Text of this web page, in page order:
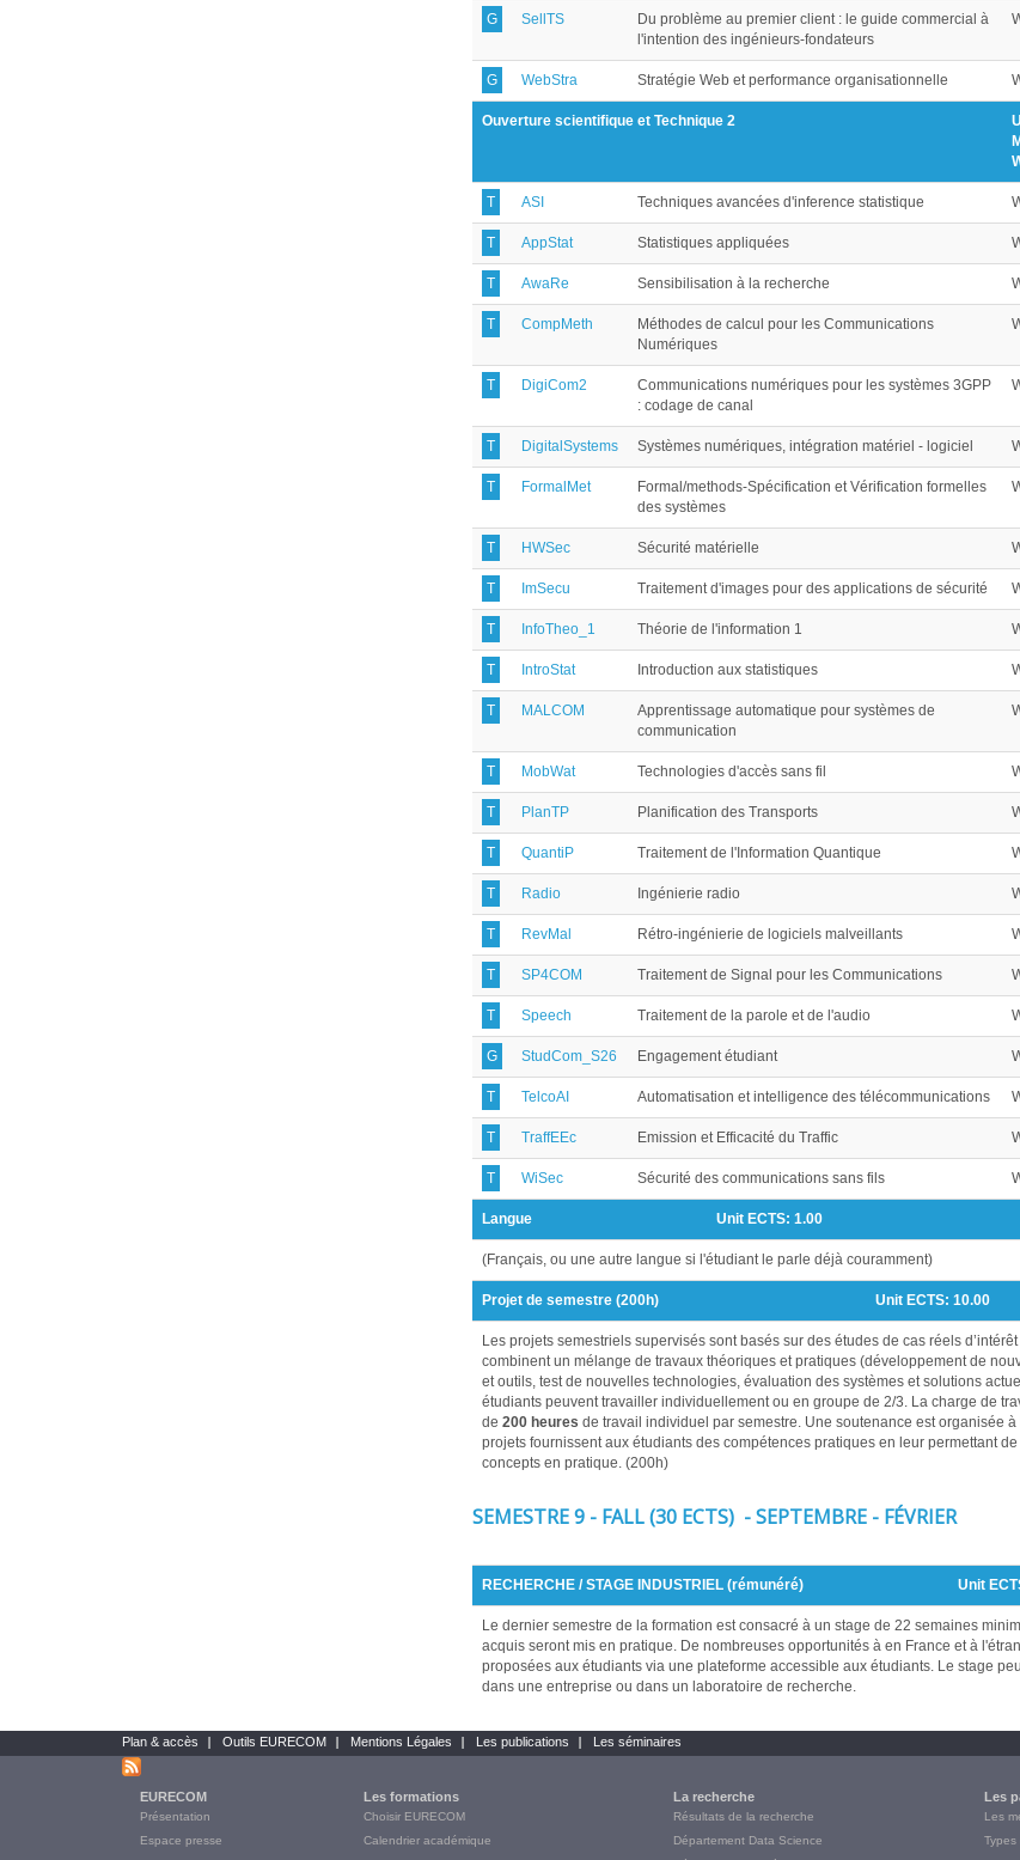
G SellTS
Du problème au premier client : le guide commercial à
l'intention des ingénieurs-fondateurs
G WebStra Stratégie Web et performance organisationnelle
Ouverture scientifique et Technique 2
T ASI Techniques avancées d'inference statistique
T AppStat Statistiques appliquées
T AwaRe Sensibilisation à la recherche
T CompMeth
Méthodes de calcul pour les Communications
Numériques
T DigiCom2
Communications numériques pour les systèmes 3GPP
: codage de canal
T DigitalSystems Systèmes numériques, intégration matériel - logiciel
T FormalMet
Formal/methods-Spécification et Vérification formelles
des systèmes
T HWSec Sécurité matérielle
T ImSecu Traitement d'images pour des applications de sécurité
T InfoTheo_1 Théorie de l'information 1
T IntroStat Introduction aux statistiques
T MALCOM
Apprentissage automatique pour systèmes de
communication
T MobWat Technologies d'accès sans fil
T PlanTP Planification des Transports
T QuantiP Traitement de l'Information Quantique
T Radio Ingénierie radio
T RevMal Rétro-ingénierie de logiciels malveillants
T SP4COM Traitement de Signal pour les Communications
T Speech Traitement de la parole et de l'audio
G StudCom_S26 Engagement étudiant
T TelcoAI Automatisation et intelligence des télécommunications
T TraffEEc Emission et Efficacité du Traffic
T WiSec Sécurité des communications sans fils
Langue Unit ECTS: 1.00
(Français, ou une autre langue si l'étudiant le parle déjà couramment)
Projet de semestre (200h) Unit ECTS: 10.00
Les projets semestriels supervisés sont basés sur des études de cas réels
combinent un mélange de travaux théoriques et pratiques (développement de
et outils, test de nouvelles technologies, évaluation des systèmes et solutions
étudiants peuvent travailler individuellement ou en groupe de 2/3. La charge de
de 200 heures de travail individuel par semestre. Une soutenance est organisée à
projets fournissent aux étudiants des compétences pratiques en leur permettant de
concepts en pratique. (200h)
SEMESTRE 9 - FALL (30 ECTS) - SEPTEMBRE - FÉVRIER
RECHERCHE / STAGE INDUSTRIEL (rémunéré) Unit
Le dernier semestre de la formation est consacré à un stage de 22 semaines
acquis seront mis en pratique. De nombreuses opportunités à en France et à
proposées aux étudiants via une plateforme accessible aux étudiants. Le stage
dans une entreprise ou dans un laboratoire de recherche.
Bottom
links
Plan & accès Outils EURECOM Mentions Légales Les publications Les séminaires
Main
Menu
EURECOM
Présentation
Espace presse
Les formations
Choisir EURECOM
Calendrier académique
La recherche
Résultats de la recherche
Département Data Science
Les
Les
Types